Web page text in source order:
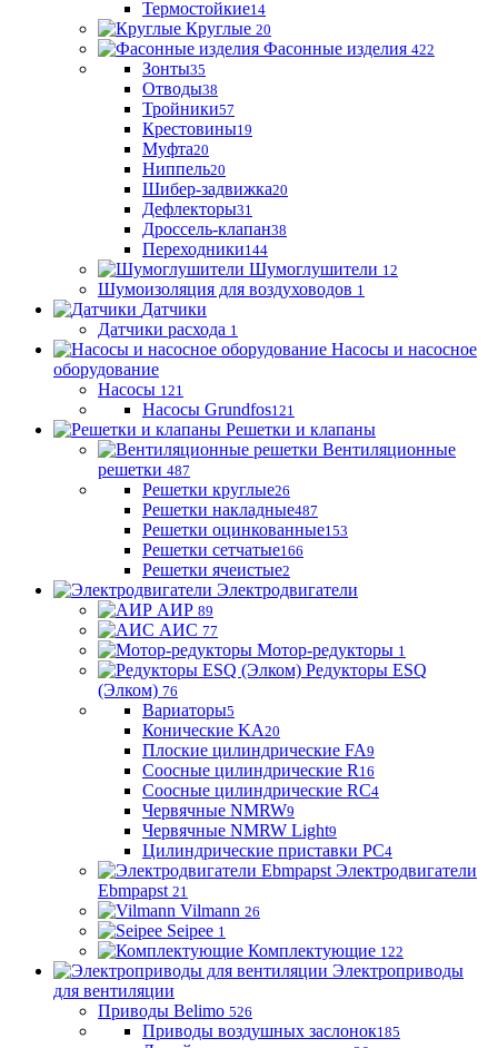
Термостойкие14
Круглые 20
Фасонные изделия 422
Зонты35
Отводы38
Тройники57
Крестовины19
Муфта20
Ниппель20
Шибер-задвижка20
Дефлекторы31
Дроссель-клапан38
Переходники144
Шумоглушители 12
Шумоизоляция для воздуховодов 1
Датчики
Датчики расхода 1
Насосы и насосное
оборудование
Насосы 121
Насосы Grundfos121
Решетки и клапаны
Вентиляционные
решетки 487
Решетки круглые26
Решетки накладные487
Решетки оцинкованные153
Решетки сетчатые166
Решетки ячеистые2
Электродвигатели
АИР 89
АИС 77
Мотор-редукторы 1
Редукторы ESQ
(Элком) 76
Вариаторы5
Конические KA20
Плоские цилиндрические FA9
Соосные цилиндрические R 16
Соосные цилиндрические RC4
Червячные NMRW9
Червячные NMRW Light9
Цилиндрические приставки PC4
Электродвигатели
Ebmpapst 21
Vilmann 26
Seipee 1
Комплектующие 122
Электроприводы
для вентиляции
Приводы Belimo 526
Приводы воздушных заслонок185